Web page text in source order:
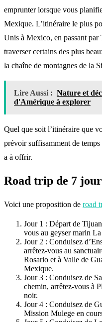
emprunter lorsque vous
Mexique. L’itinéraire le plus
Unis à Mexico, en passant
traverser certains des plus
la chaîne de montagnes de la
Lire Aussi : Nature et
d'Amérique à explorer
Quel que soit l’itinéraire que
prévoir suffisamment de
a à offrir.
Road trip de 7
Voici une proposition de road
Jour 1 : Départ de
vous au geyser marin
Jour 2 : Conduisez
arrêtez-vous au
Rosario et à Valle de
Mexique.
Jour 3 : Conduisez de
chemin, arrêtez-vous à
noir.
Jour 4 : Conduisez de
Mission Mulege en